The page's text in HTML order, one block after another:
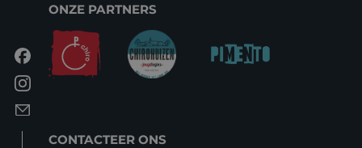
ONZE PARTNERS
CONTACTEER ONS